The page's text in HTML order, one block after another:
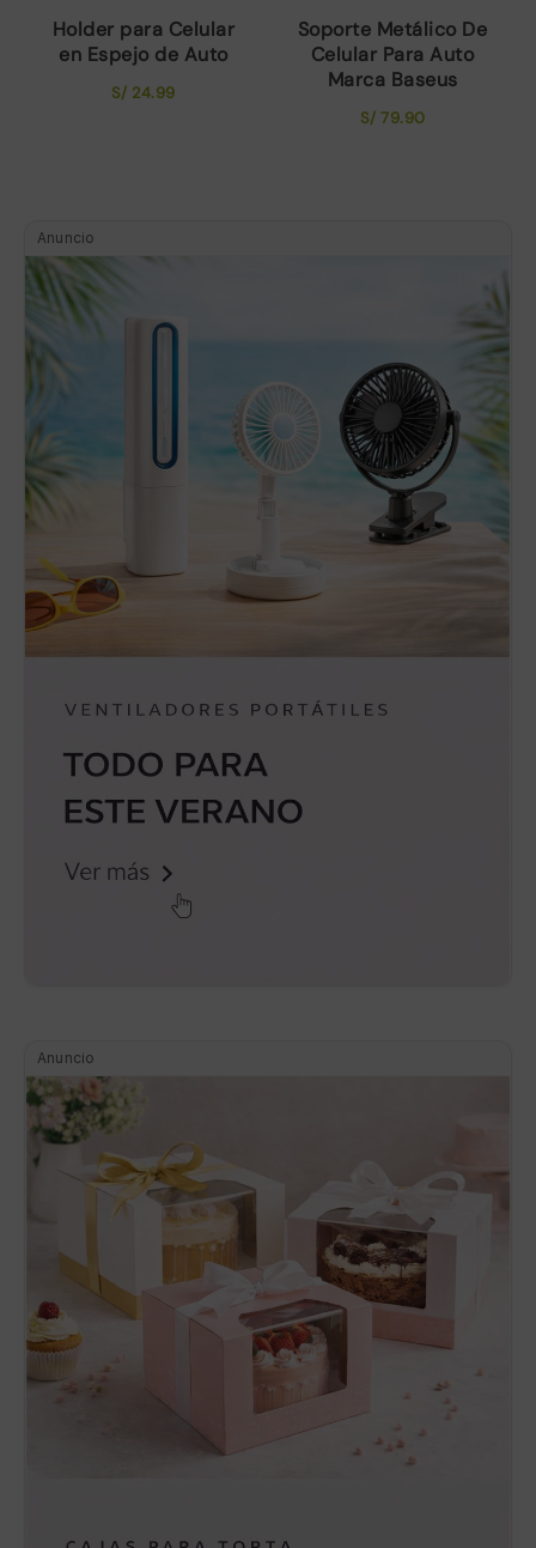
Anuncio
Anuncio
Holder para Celular
en Espejo de Auto
S/ 24.99
Soporte Metálico De
Celular Para Auto
Marca Baseus
S/ 79.90